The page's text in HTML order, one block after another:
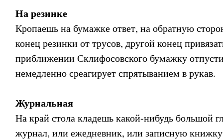
На резинке
Кропаешь на бумажке ответ, на обратную
конец резинки от трусов, другой конец
приближении Склифосовского бумажку
немедленно среагирует спрятыванием в рукав.
Журнальная
На край стола кладешь какой-нибудь большой
журнал, или ежедневник, или записную